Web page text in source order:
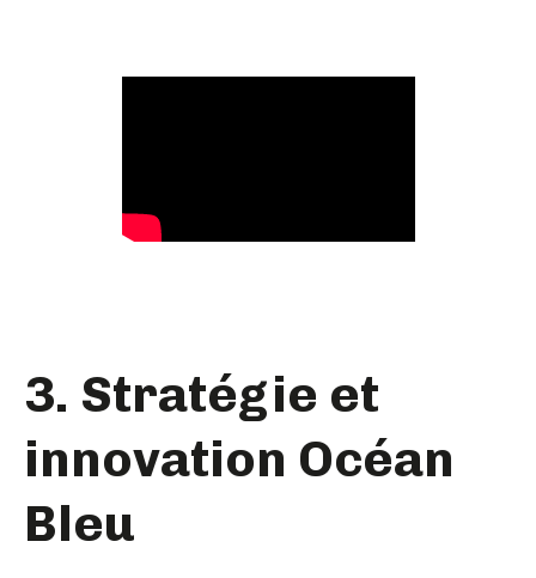
3. Stratégie et
innovation Océan
Bleu